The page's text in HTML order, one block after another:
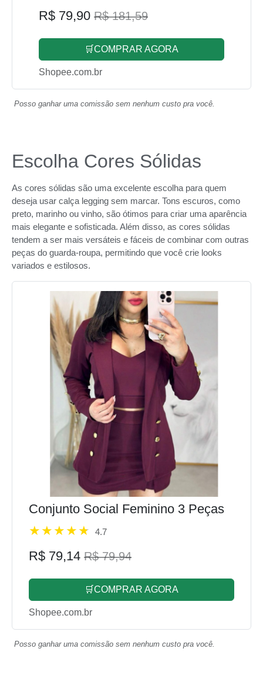
R$ 79,90 R$ 181,59
🛒COMPRAR AGORA
Shopee.com.br
Posso ganhar uma comissão sem nenhum custo pra você.
Escolha Cores Sólidas
As cores sólidas são uma excelente escolha para quem
deseja usar calça legging sem marcar. Tons escuros, como
preto, marinho ou vinho, são ótimos para criar uma aparência
mais elegante e sofisticada. Além disso, as cores sólidas
tendem a ser mais versáteis e fáceis de combinar com outras
peças do guarda-roupa, permitindo que você crie looks
variados e estilosos.
Conjunto Social Feminino 3 Peças
4.7
R$ 79,14 R$ 79,94
🛒COMPRAR AGORA
Shopee.com.br
Posso ganhar uma comissão sem nenhum custo pra você.